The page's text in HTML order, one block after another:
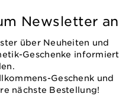
Newsletter an
über Neuheiten und
Geschenke informiert
Geschenk und
nächste Bestellung!